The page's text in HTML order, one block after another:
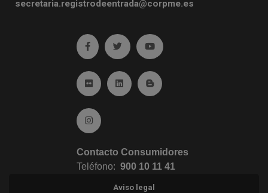
secretaria.registrodeentrada@corpme.es
Ir a facebook (abre en ventana nueva)
Ir a twitter (abre en ventana nueva)
Ir a YouTube (abre en
Ir a Flickr (abre en ventana nueva)
Ir a Linkedin (abre en ventana nueva)
Ir al Blog (abre en ventana
Ir a Instagram (abre en ventana nueva)
Contacto Consumidores
Teléfono: 900 10 11 41
Aviso legal